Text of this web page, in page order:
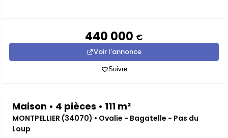
440 000 €
Voir l'annonce
Suivre
Maison • 4 pièces • 111 m²
MONTPELLIER (34070) • Ovalie - Bagatelle - Pas du
Loup